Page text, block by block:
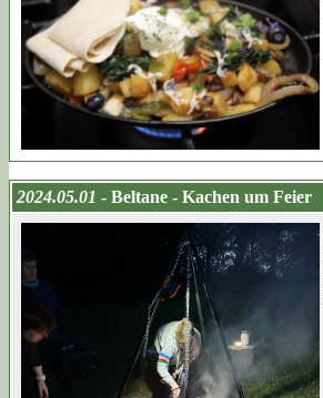
2024.05.01 - Beltane - Kachen um Feier